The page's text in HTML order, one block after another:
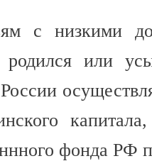
с низкими
или
фонда РФ